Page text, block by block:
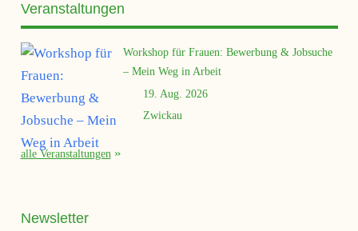
Veranstaltungen
Workshop für Frauen: Bewerbung & Jobsuche
– Mein Weg in Arbeit
19. Aug. 2026
Zwickau
alle Veranstaltungen
Newsletter